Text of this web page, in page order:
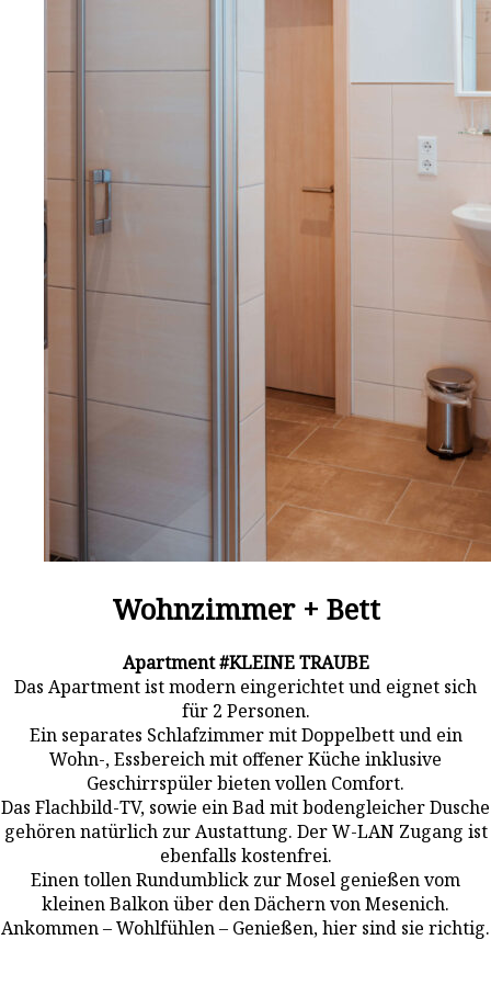
Wohnzimmer + Bett
Apartment #KLEINE TRAUBE
Das Apartment ist modern eingerichtet und eignet sich
für 2 Personen.
Ein separates Schlafzimmer mit Doppelbett und ein
Wohn-, Essbereich mit offener Küche inklusive
Geschirrspüler bieten vollen Comfort.
Das Flachbild-TV, sowie ein Bad mit bodengleicher Dusche
gehören natürlich zur Austattung. Der W-LAN Zugang ist
ebenfalls kostenfrei.
Einen tollen Rundumblick zur Mosel genießen vom
kleinen Balkon über den Dächern von Mesenich.
Ankommen – Wohlfühlen – Genießen, hier sind sie richtig.